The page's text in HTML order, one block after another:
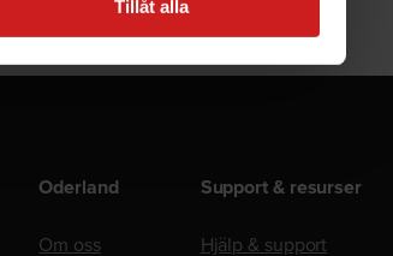
Tillåt alla
Oderland
Om oss
Support & resurser
Hjälp & support